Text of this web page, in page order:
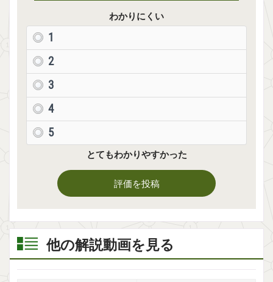
わかりにくい
1
2
3
4
5
とてもわかりやすかった
評価を投稿
他の解説動画を見る